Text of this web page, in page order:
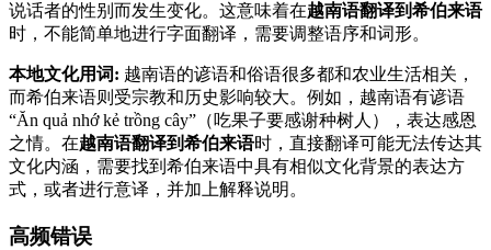
说话者的性别而发生变化。这意味着在越南语翻译到希伯来语
时，不能简单地进行字面翻译，需要调整语序和词形。
本地文化用词: 越南语的谚语和俗语很多都和农业生活相关，
而希伯来语则受宗教和历史影响较大。例如，越南语有谚语
“Ăn quả nhớ kẻ trồng cây”（吃果子要感谢种树人），表达感恩
之情。在越南语翻译到希伯来语时，直接翻译可能无法传达其
文化内涵，需要找到希伯来语中具有相似文化背景的表达方
式，或者进行意译，并加上解释说明。
高频错误